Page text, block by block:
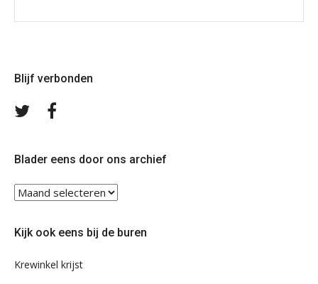
Blijf verbonden
Volg
Blader eens door ons archief
Blader
eens
ons
Kijk ook eens bij de buren
Krewinkel krijst